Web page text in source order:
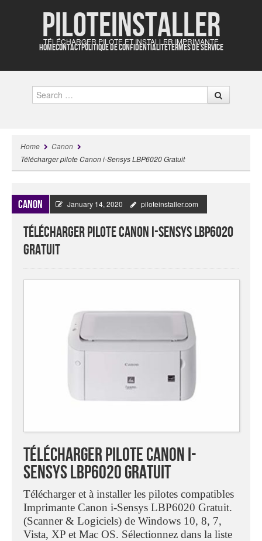
Piloteinstaller
TÉLÉCHARGER PILOTE ET INSTALLER IMPRIMANTE
HOMECONTACTPOLITIQUE DE CONFIDENTIALITÉTERMES DE SERVICE
Search
Home
Canon
Télécharger pilote Canon i-Sensys LBP6020 Gratuit
Canon January 14, 2020 piloteinstaller.com
Télécharger pilote Canon i-Sensys LBP6020
Gratuit
Télécharger pilote Canon i-
Sensys LBP6020 Gratuit
Télécharger et à installer les pilotes compatibles
Imprimante Canon i-Sensys LBP6020 Gratuit.
(Scanner & Logiciels) de Windows 10, 8, 7,
Vista, XP et Mac OS. Sélectionnez dans la liste